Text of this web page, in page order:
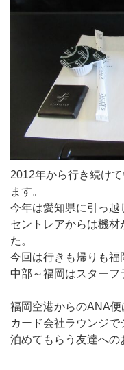
2012年から行き続け
ます。
今年は愛知県に引っ越
セントレアからは機
た。
今回は行きも帰りも福
中部～福岡はスターフ
福岡空港からのANA便
カード会社ラウンジで
泊めてもらう友達への